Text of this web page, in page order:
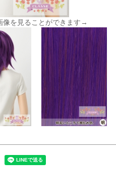
を見ることができます→